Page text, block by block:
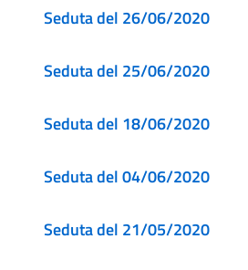
Seduta del 26/06/2020
Seduta del 25/06/2020
Seduta del 18/06/2020
Seduta del 04/06/2020
Seduta del 21/05/2020